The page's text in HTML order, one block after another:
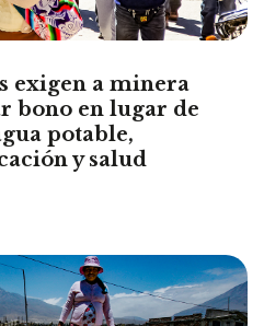
exigen a minera
bono en lugar de
potable,
y salud